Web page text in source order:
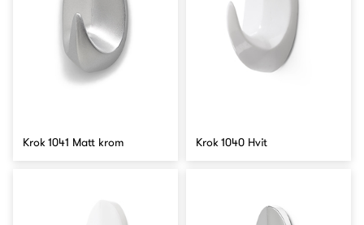
Krok 1041 Matt krom Krok 1040 Hvit